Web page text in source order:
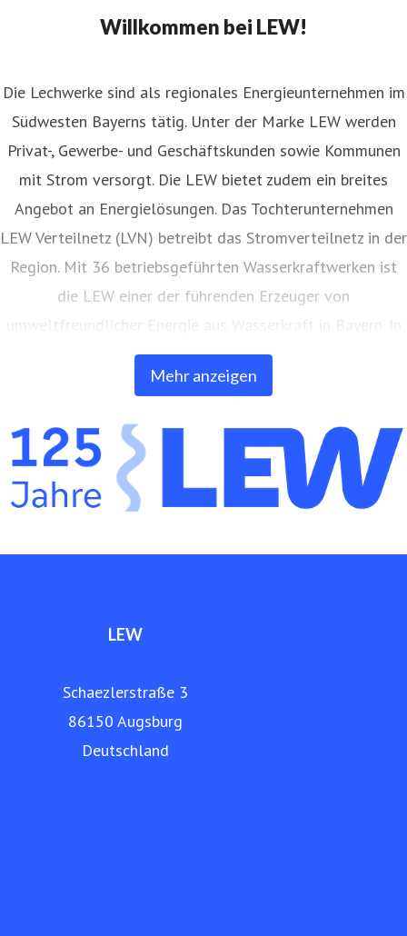
Willkommen bei LEW!
Mehr anzeigen
Die Lechwerke sind als regionales Energieunternehmen im
Südwesten Bayerns tätig. Unter der Marke LEW werden
Privat-, Gewerbe- und Geschäftskunden sowie Kommunen
mit Strom versorgt. Die LEW bietet zudem ein breites
Angebot an Energielösungen. Das Tochterunternehmen
LEW Verteilnetz (LVN) betreibt das Stromverteilnetz in der
Region. Mit 36 betriebsgeführten Wasserkraftwerken ist
die LEW einer der führenden Erzeuger von
umweltfreundlicher Energie aus Wasserkraft in Bayern. In
eigenen Anlagen auf Freiflächen und Gebäuden erzeugt
die LEW auch Strom aus Photovoltaik. Außerdem bietet
Netz- und Anlagenbau, Energieerzeugung, Elektromobilität
und Telekommunikation an. Die LEW betreibt ein eigenes,
über 9.000 Kilometer langes Glasfasernetz in der Region.
www.lew.de
LEW
Schaezlerstraße 3
86150 Augsburg
Deutschland